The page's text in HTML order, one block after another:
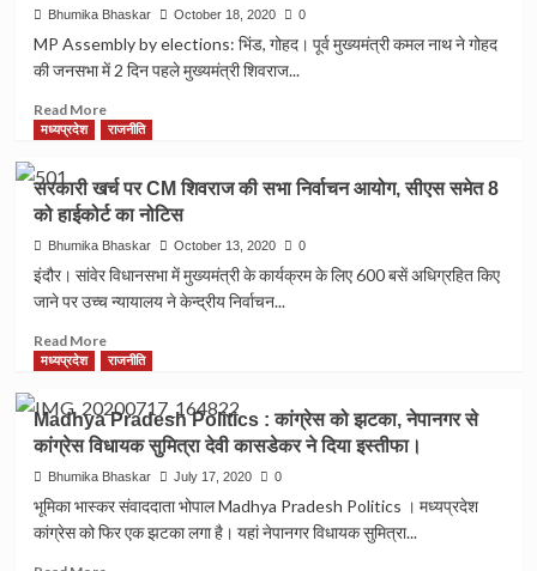
कांग्रेस
प्रत्याशी
रामचंद्र
दाँगी
जीत
Bhumika Bhaskar October 18, 2020 0
MP Assembly by elections: भ‍िंड, गोहद। पूर्व मुख्यमंत्री कमल नाथ ने गोहद
की जनसभा में 2 दिन पहले मुख्यमंत्री शिवराज...
Read MoreRead
more
MP
Assembly
by
elections:
गोहद
जनसभा
कमल
ने
दिया
शिवराज
काे
मध्यप्रदेश राजनीति
सरकारी खर्च पर CM शिवराज की सभा निर्वाचन आयोग, सीएस समेत 8
को हाईकोर्ट का नोटिस
Bhumika Bhaskar October 13, 2020 0
इंदौर। सांवेर विधानसभा में मुख्यमंत्री के कार्यक्रम के लिए 600 बसें अधिग्रहित किए
जाने पर उच्च न्यायालय ने केन्द्रीय निर्वाचन...
Read MoreRead
more
सरकारी
खर्च
पर
CM
शिवराज
सभा
मध्यप्रदेश राजनीति
Madhya Pradesh Politics : कांग्रेस को झटका, नेपानगर से
कांग्रेस विधायक सुमित्रा देवी कासडेकर ने दिया इस्तीफा।
Bhumika Bhaskar July 17, 2020 0
भूमिका भास्कर संवाददाता भोपाल Madhya Pradesh Politics । मध्यप्रदेश
कांग्रेस को फिर एक झटका लगा है। यहां नेपानगर विधायक सुमित्रा...